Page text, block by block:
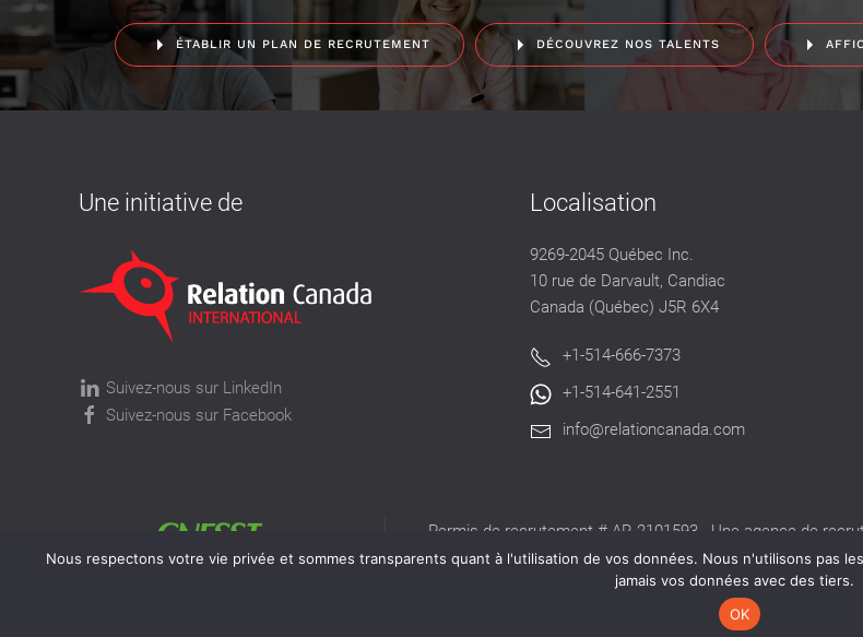
ÉTABLIR UN PLAN DE RECRUTEMENT DÉCOUVREZ NOS TALENTS
Une initiative de
Suivez-nous sur LinkedIn
Suivez-nous sur Facebook
Localisation
9269-2045 Québec Inc.
10 rue de Darvault, Candiac
Canada (Québec) J5R 6X4
+1-514-666-7373
+1-514-641-2551
info@relationcanada.com
Permis de recrutement # AR-2101593 - Une agence de
permis valide délivré par la CNESST pour exercer ses
Nous respectons votre vie privée et sommes transparents quant à l'utilisation de vos données. Nous n'utilisons pas
jamais vos données avec des tiers.
OK